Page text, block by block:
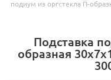
подиум из оргстекла П-
Подставка
образная